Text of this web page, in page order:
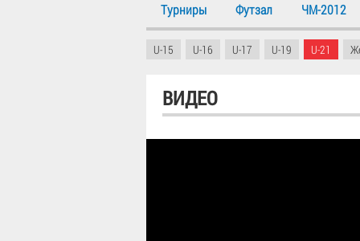
Турниры Футзал ЧМ-2012
U-15 U-16 U-17 U-19 U-21
ВИДЕО